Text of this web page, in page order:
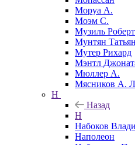
Моруа А.
Моэм С.
Музиль Роберт
Мунтян
Мутер Рихард
Мэнтл
Мюллер А.
Мясников А.
Н
Назад
Н
Набоков
Наполеон